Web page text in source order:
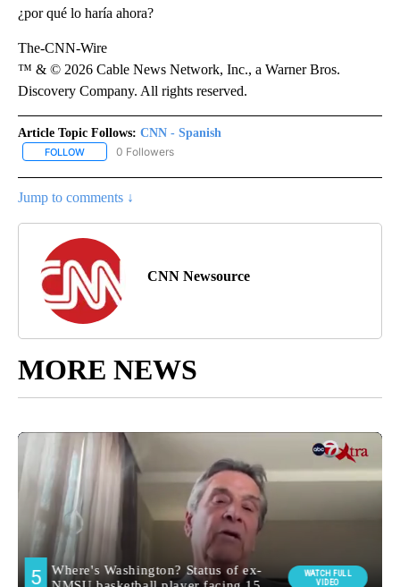
¿por qué lo haría ahora?
The-CNN-Wire
™ & © 2026 Cable News Network, Inc., a Warner Bros.
Discovery Company. All rights reserved.
Article Topic Follows: CNN - Spanish
FOLLOW FOLLOW "CNN - SPANISH" TO RECEIVE NOTIFICATIONS ABOUT
0 Followers
Jump to comments ↓
CNN Newsource
MORE NEWS